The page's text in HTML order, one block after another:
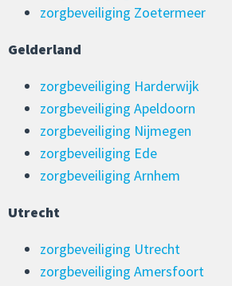
zorgbeveiliging Zoetermeer
Gelderland
zorgbeveiliging Harderwijk
zorgbeveiliging Apeldoorn
zorgbeveiliging Nijmegen
zorgbeveiliging Ede
zorgbeveiliging Arnhem
Utrecht
zorgbeveiliging Utrecht
zorgbeveiliging Amersfoort